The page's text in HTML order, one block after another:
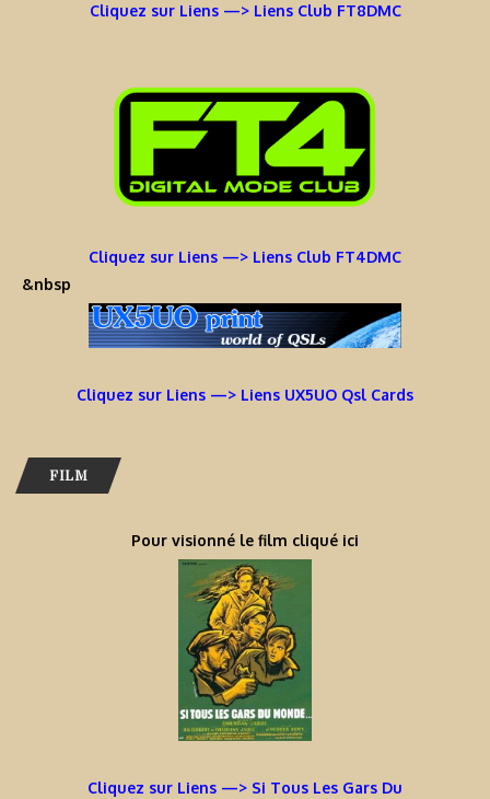
Cliquez sur Liens —> Liens Club FT8DMC
Cliquez sur Liens —> Liens Club FT4DMC
&nbsp
Cliquez sur Liens —> Liens UX5UO Qsl Cards
FILM
Pour visionné le film cliqué ici
Cliquez sur Liens —> Si Tous Les Gars Du